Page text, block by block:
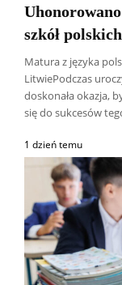
szkół
Matura z języka
LitwiePodczas
doskonała okazja,
się do sukcesów
1 dzień temu